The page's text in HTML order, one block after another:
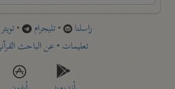
راسلنا •تليجرام •تويتر
تعليمات •عن الباحث